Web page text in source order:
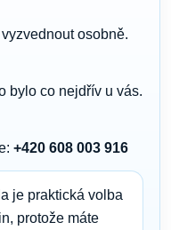
osobně.
bylo co nejdřív u vás.
+420 608 003 916
je praktická volba
protože máte